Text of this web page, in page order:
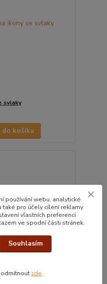
svlaky
košíku
používání webu, analytické
také pro účely cílení reklamy
vlastních preferencí
ve spodní části stránek.
Souhlasím
zde.